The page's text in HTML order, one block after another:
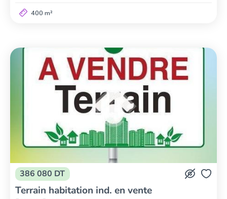
400 m²
386 080 DT
Terrain habitation ind. en vente